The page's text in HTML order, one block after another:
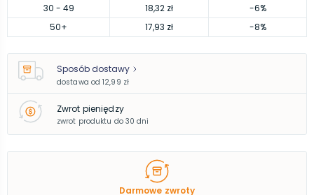
30 - 49 18,32 zł
-6%
50+ 17,93 zł -8%
Sposób dostawy
dostawa od 12,99 zł
Zwrot pieniędzy
zwrot produktu do 30 dni
Darmowe zwroty